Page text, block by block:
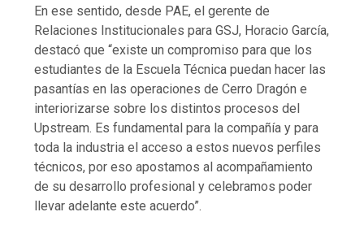
En ese sentido, desde PAE, el gerente de
Relaciones Institucionales para GSJ, Horacio García,
destacó que “existe un compromiso para que los
estudiantes de la Escuela Técnica puedan hacer las
pasantías en las operaciones de Cerro Dragón e
interiorizarse sobre los distintos procesos del
Upstream. Es fundamental para la compañía y para
toda la industria el acceso a estos nuevos perfiles
técnicos, por eso apostamos al acompañamiento
de su desarrollo profesional y celebramos poder
llevar adelante este acuerdo”.